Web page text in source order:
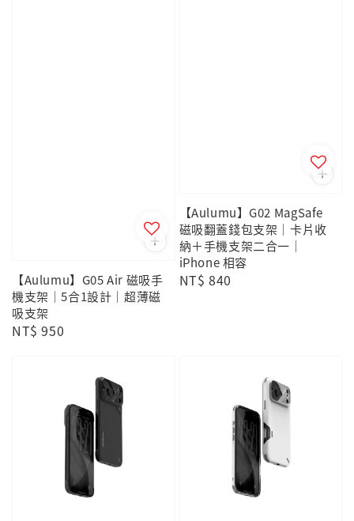
【Aulumu】G05 Air 磁吸手
機支架｜5合1設計｜超薄磁
吸支架
Regular
NT$ 950
【Aulumu】G02 MagSafe
磁吸翻蓋錢包支架｜卡片收
納＋手機支架二合一｜
iPhone 相容
Regular
NT$ 840